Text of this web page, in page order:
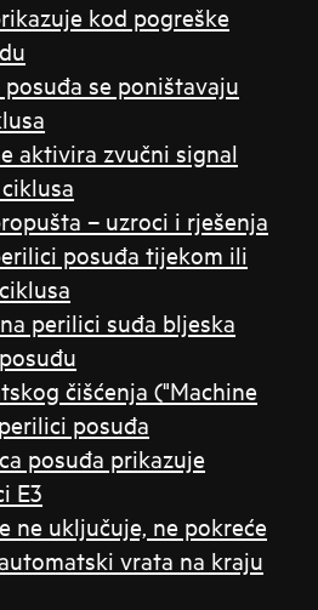
kod pogreške
se poništavaju
aktivira zvučni signal
– uzroci i rješenja
posuđa tijekom ili
perilici suđa bljeska
čišćenja ("Machine
posuđa
posuđa prikazuje
E3
ne uključuje, ne pokreće
vrata na kraju